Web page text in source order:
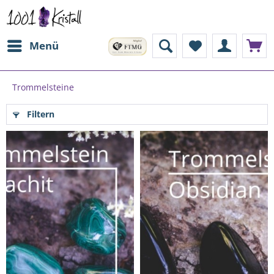
Menü
Trommelsteine
Filtern